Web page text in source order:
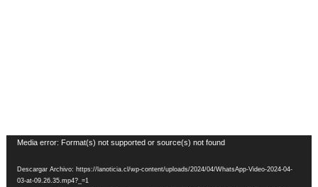
Reproductor
Video
Media error: Format(s) not supported or source(s) not found
Descargar Archivo: https://lanoticia.cl/wp-content/uploads/2024/04/WhatsApp-Video-2024-04-
03-at-09.26.35.mp4?_=1